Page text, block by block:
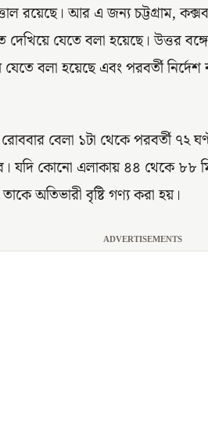
রয়েছে। আর এ জন্য চট্টগ্রাম,
দেখিয়ে যেতে বলা হয়েছে। উত্তর
বলা হয়েছে এবং পরবর্তী
বেলা ১টা থেকে পরবর্তী ৭২
যদি কোনো এলাকায় ৪৪ থেকে ৮৮
অতিভারী বৃষ্টি গণ্য করা হয়।
ADVERTISEMENTS